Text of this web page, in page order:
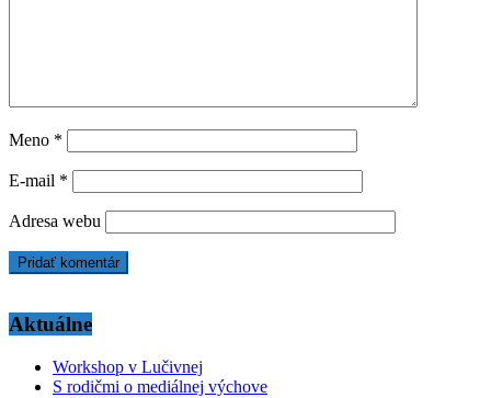
Meno *
E-mail *
Adresa webu
Aktuálne
Workshop v Lučivnej
S rodičmi o mediálnej výchove